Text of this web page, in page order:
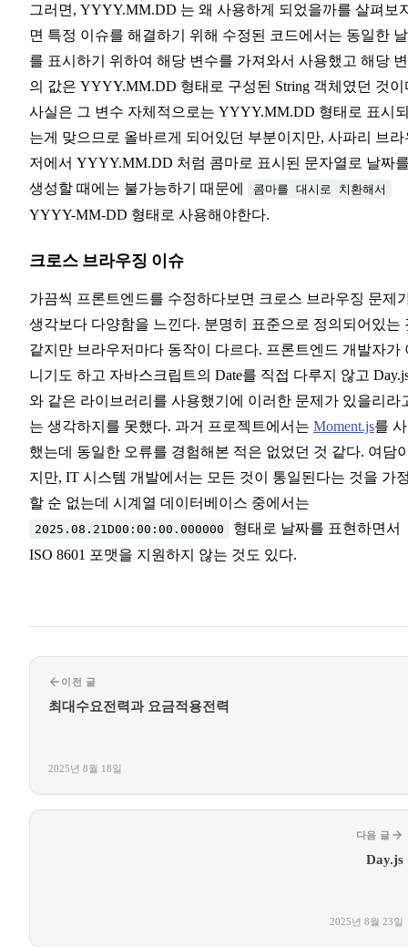
그러면, YYYY.MM.DD 는 왜 사용하게 되었을까를 살펴보
면 특정 이슈를 해결하기 위해 수정된 코드에서는 동일한
를 표시하기 위하여 해당 변수를 가져와서 사용했고 해당
의 값은 YYYY.MM.DD 형태로 구성된 String 객체였던 것이
사실은 그 변수 자체적으로는 YYYY.MM.DD 형태로 표시
는게 맞으므로 올바르게 되어있던 부분이지만, 사파리 브라
저에서 YYYY.MM.DD 처럼 콤마로 표시된 문자열로 날짜
생성할 때에는 불가능하기 때문에
콤마를 대시로 치환해서
YYYY-MM-DD 형태로 사용해야한다.
크로스 브라우징 이슈
가끔씩 프론트엔드를 수정하다보면 크로스 브라우징 문제
생각보다 다양함을 느낀다. 분명히 표준으로 정의되어있는
같지만 브라우저마다 동작이 다르다. 프론트엔드 개발자가
니기도 하고 자바스크립트의 Date를 직접 다루지 않고
와 같은 라이브러리를 사용했기에 이러한 문제가 있을리라
는 생각하지를 못했다. 과거 프로젝트에서는 Moment.js를
했는데 동일한 오류를 경험해본 적은 없었던 것 같다. 여담
지만, IT 시스템 개발에서는 모든 것이 통일된다는 것을 가
할 순 없는데 시계열 데이터베이스 중에서는
2025.08.21D00:00:00.000000
형태로 날짜를 표현하면서
ISO 8601 포맷을 지원하지 않는 것도 있다.
이전 글
최대수요전력과 요금적용전력
2025년 8월 18일
다음 글
Day.js
2025년 8월 23일